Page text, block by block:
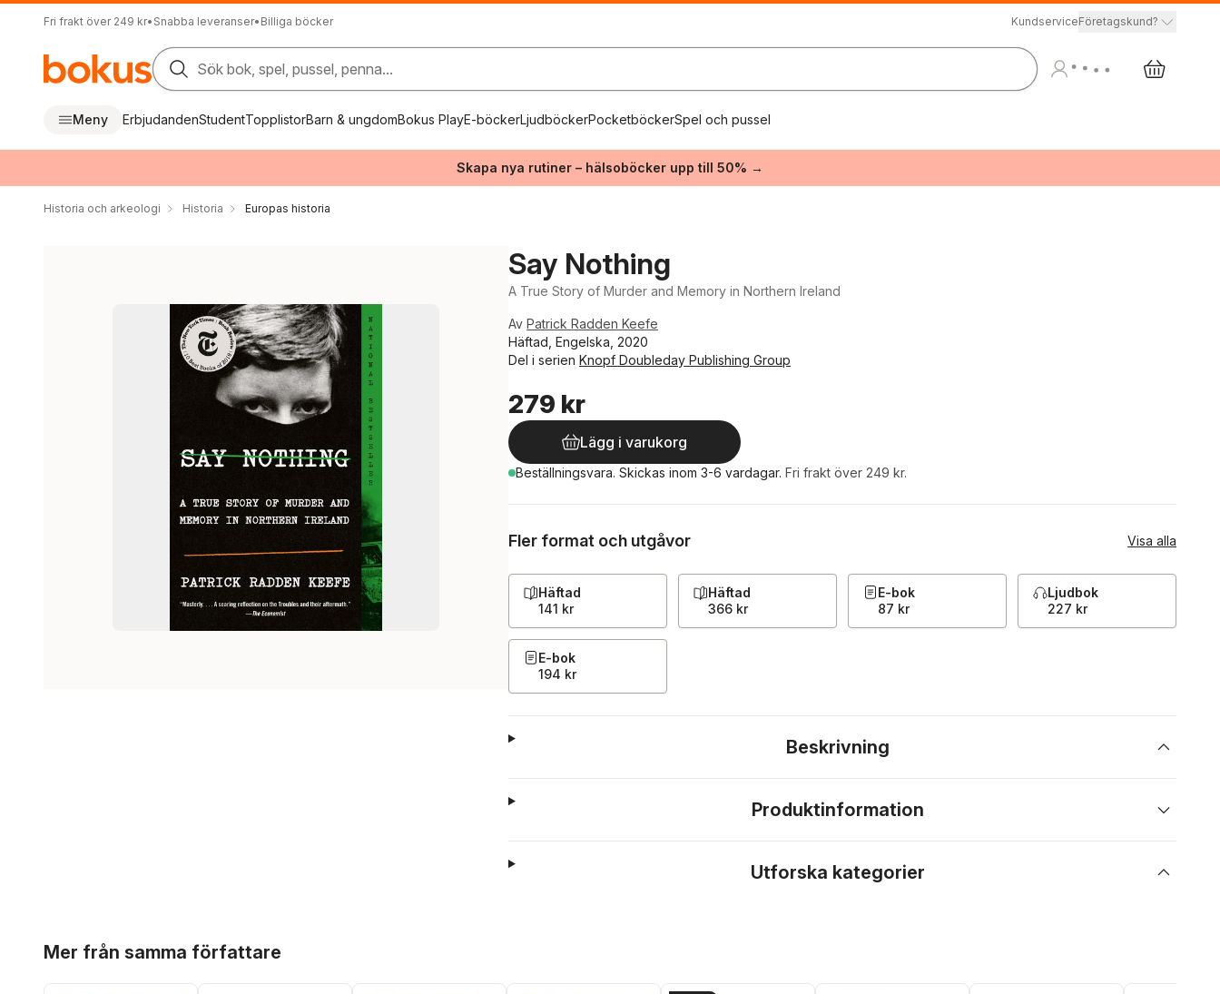
Fri frakt över 249 kr• Snabba leveranser• Billiga böcker KundserviceFöretagskund?
Sök bok, spel, pussel, penna...
Meny ErbjudandenStudentTopplistorBarn & ungdomBokus PlayE-böckerLjudböckerPocketböckerSpel och pussel
Skapa nya rutiner – hälsoböcker upp till 50% →
Historia och arkeologi Historia Europas historia
Say Nothing
A True Story of Murder and Memory in Northern Ireland
Av Patrick Radden Keefe
Häftad, Engelska, 2020
Del i serien Knopf Doubleday Publishing Group
279 kr
Lägg i varukorg
Beställningsvara. Skickas inom 3-6 vardagar. Fri frakt över 249 kr.
Fler format och utgåvor Visa alla
Häftad
141 kr
Häftad
366 kr
E-bok
87 kr
Ljudbok
227 kr
E-bok
194 kr
Beskrivning
Produktinformation
Utforska kategorier
Mer från samma författare